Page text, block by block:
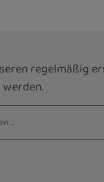
regelmäßig